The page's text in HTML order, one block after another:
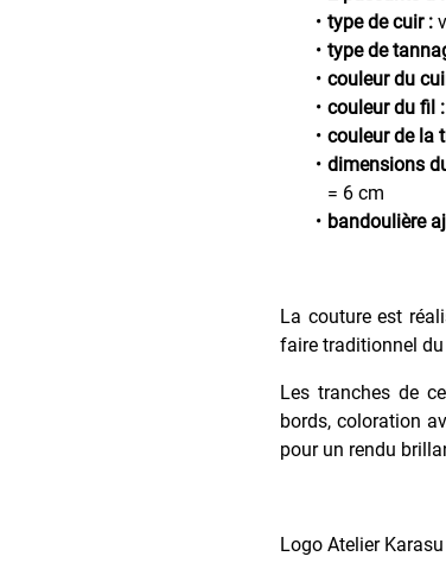
type de cuir :
type de
couleur du
couleur du fil :
couleur de la
dimensions
= 6 cm
bandoulière
La couture est
faire traditionnel
Les tranches de
bords, coloration
pour un rendu
Logo Atelier